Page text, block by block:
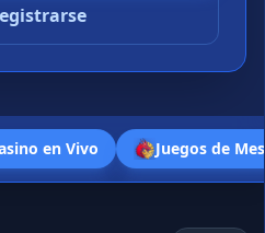
en Vivo Juegos de Mesa